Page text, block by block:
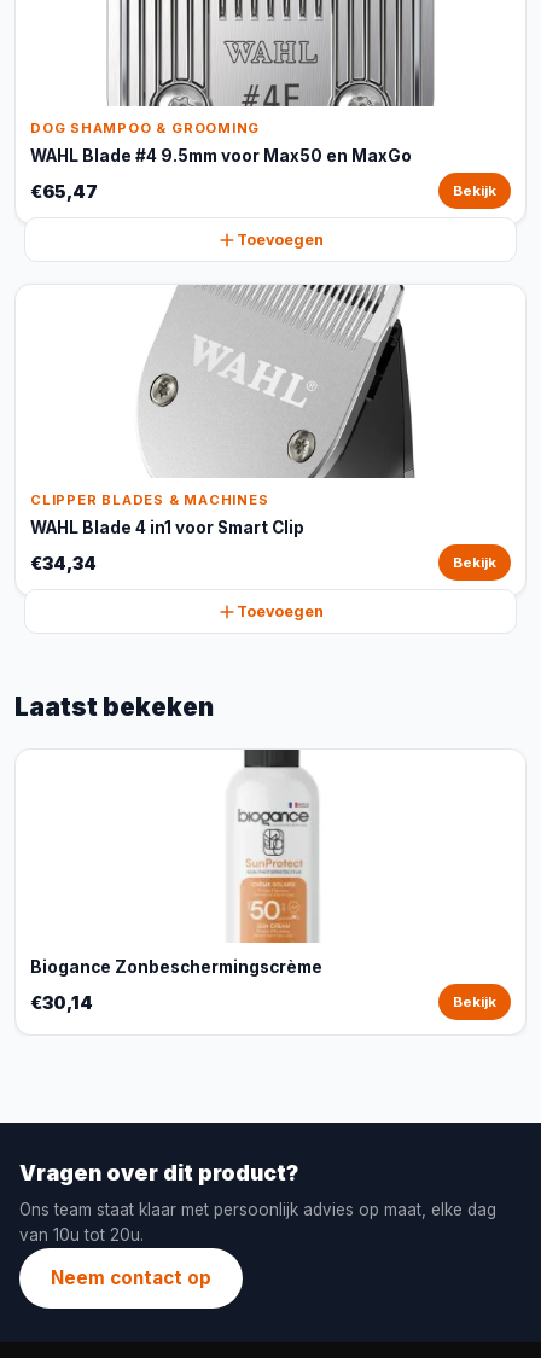
DOG SHAMPOO & GROOMING
WAHL Blade #4 9.5mm voor Max50 en MaxGo
€65,47 Bekijk
Toevoegen
CLIPPER BLADES & MACHINES
WAHL Blade 4 in1 voor Smart Clip
€34,34 Bekijk
Toevoegen
Laatst bekeken
Biogance Zonbeschermingscrème
€30,14 Bekijk
Vragen over dit product?
Ons team staat klaar met persoonlijk advies op maat, elke dag
van 10u tot 20u.
Neem contact op